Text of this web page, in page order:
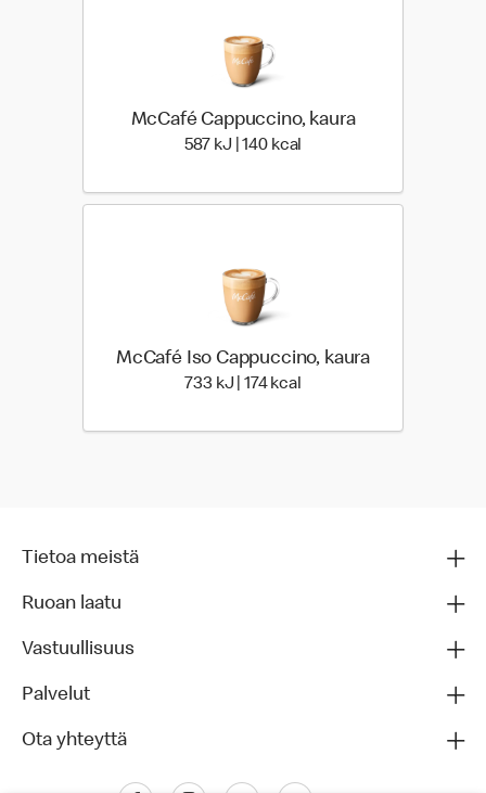
McCafé Cappuccino, kaura
587 kJ | 140 kcal
McCafé Iso Cappuccino, kaura
733 kJ | 174 kcal
Tietoa meistä
Ruoan laatu
Vastuullisuus
Palvelut
Ota yhteyttä